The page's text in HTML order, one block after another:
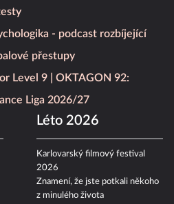
- podcast rozbíjející
přestupy
Level 9
OKTAGON 92:
Liga 2026/27
Léto 2026
Karlovarský filmový festival
2026
Znamení, že jste potkali někoho
z minulého života